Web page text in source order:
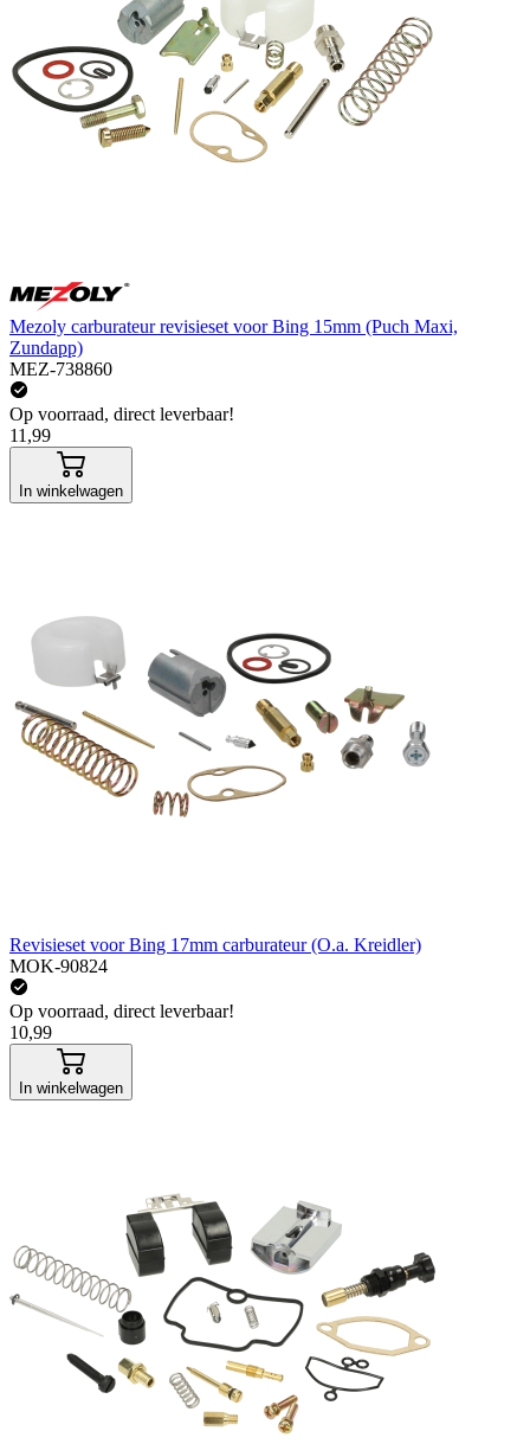
Mezoly carburateur revisieset voor Bing 15mm (Puch Maxi,
Zundapp)
MEZ-738860
Op voorraad, direct leverbaar!
11,99
In winkelwagen
Revisieset voor Bing 17mm carburateur (O.a. Kreidler)
MOK-90824
Op voorraad, direct leverbaar!
10,99
In winkelwagen